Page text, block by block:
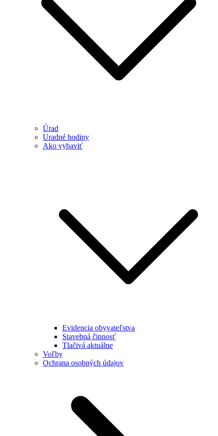
Úrad
Uradné hodiny
Ako vybaviť
Evidencia obyvateľstva
Stavebná činnosť
Tlačivá aktuálne
Voľby
Ochrana osobných údajov